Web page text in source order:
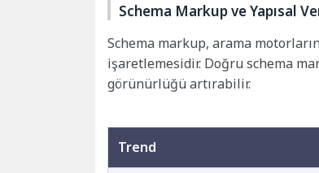
Schema Markup ve Yapısal
Schema markup, arama
işaretlemesidir. Doğru schema
görünürlüğü artırabilir.
Trend